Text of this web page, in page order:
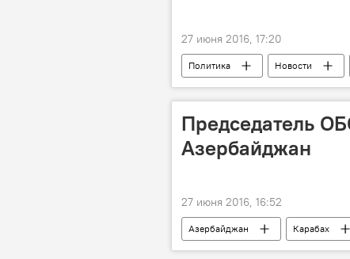
27 июня 2016, 17:20
Политика Новости
Председатель
Азербайджан
27 июня 2016, 16:52
Азербайджан Карабах
Глава МИД ФРГ Франк-Вальтер